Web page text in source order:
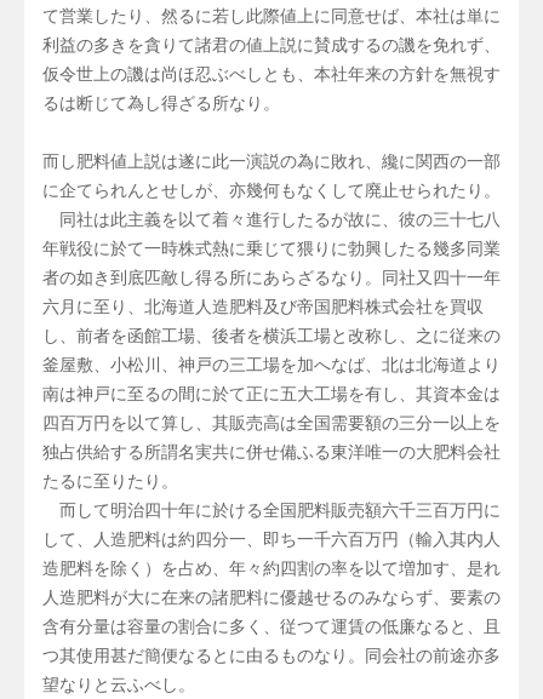
て営業したり、然るに若し此際値上に同意せば、本社は単に
利益の多きを貪りて諸君の値上説に賛成するの譏を免れず、
仮令世上の譏は尚ほ忍ぶべしとも、本社年来の方針を無視す
るは断じて為し得ざる所なり。
而し肥料値上説は遂に此一演説の為に敗れ、纔に関西の一部
に企てられんとせしが、亦幾何もなくして廃止せられたり。
同社は此主義を以て着々進行したるが故に、彼の三十七八
年戦役に於て一時株式熱に乗じて猥りに勃興したる幾多同業
者の如き到底匹敵し得る所にあらざるなり。同社又四十一年
六月に至り、北海道人造肥料及び帝国肥料株式会社を買収
し、前者を函館工場、後者を横浜工場と改称し、之に従来の
釜屋敷、小松川、神戸の三工場を加へなば、北は北海道より
南は神戸に至るの間に於て正に五大工場を有し、其資本金は
四百万円を以て算し、其販売高は全国需要額の三分一以上を
独占供給する所謂名実共に併せ備ふる東洋唯一の大肥料会社
たるに至りたり。
而して明治四十年に於ける全国肥料販売額六千三百万円に
して、人造肥料は約四分一、即ち一千六百万円（輸入其内人
造肥料を除く）を占め、年々約四割の率を以て増加す、是れ
人造肥料が大に在来の諸肥料に優越せるのみならず、要素の
含有分量は容量の割合に多く、従つて運賃の低廉なると、且
つ其使用甚だ簡便なるとに由るものなり。同会社の前途亦多
望なりと云ふべし。